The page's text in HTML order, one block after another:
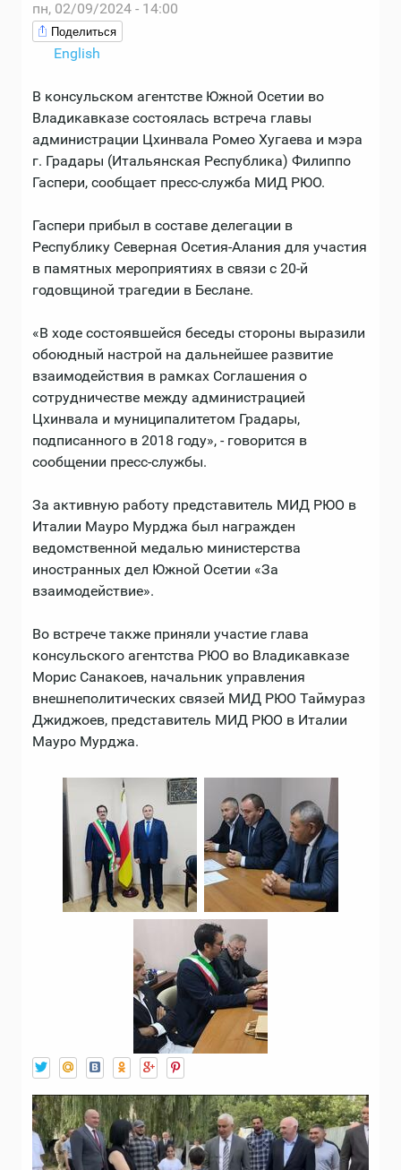
пн, 02/09/2024 - 14:00
Поделиться
English
В консульском агентстве Южной Осетии во
Владикавказе состоялась встреча главы
администрации Цхинвала Ромео Хугаева и мэра
г. Градары (Итальянская Республика) Филиппо
Гаспери, сообщает пресс-служба МИД РЮО.
Гаспери прибыл в составе делегации в
Республику Северная Осетия-Алания для участия
в памятных мероприятиях в связи с 20-й
годовщиной трагедии в Беслане.
«В ходе состоявшейся беседы стороны выразили
обоюдный настрой на дальнейшее развитие
взаимодействия в рамках Соглашения о
сотрудничестве между администрацией
Цхинвала и муниципалитетом Градары,
подписанного в 2018 году», - говорится в
сообщении пресс-службы.
За активную работу представитель МИД РЮО в
Италии Мауро Мурджа был награжден
ведомственной медалью министерства
иностранных дел Южной Осетии «За
взаимодействие».
Во встрече также приняли участие глава
консульского агентства РЮО во Владикавказе
Морис Санакоев, начальник управления
внешнеполитических связей МИД РЮО Таймураз
Джиджоев, представитель МИД РЮО в Италии
Мауро Мурджа.